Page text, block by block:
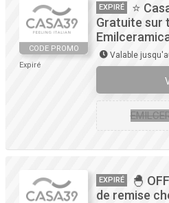
CODE PROMO
Expiré
EXPIRÉ
⭐
Gratuite sur
Valable
EXPIRÉ
🐣
de remise